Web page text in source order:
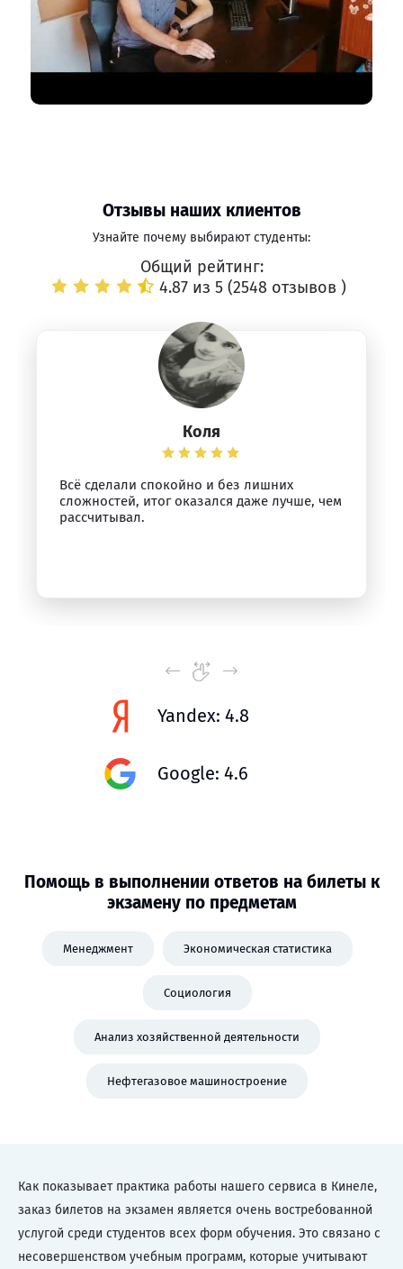
Отзывы наших клиентов
Узнайте почему выбирают студенты:
Общий рейтинг:
4.87 из 5 (2548 отзывов )
Коля
Всё сделали спокойно и без лишних
сложностей, итог оказался даже лучше, чем
рассчитывал.
Yandex: 4.8
Google: 4.6
Помощь в выполнении ответов на билеты к
экзамену по предметам
Менеджмент Экономическая статистика
Социология
Анализ хозяйственной деятельности
Нефтегазовое машиностроение
Как показывает практика работы нашего сервиса в Кинеле,
заказ билетов на экзамен является очень востребованной
услугой среди студентов всех форм обучения. Это связано с
несовершенством учебным программ, которые учитывают